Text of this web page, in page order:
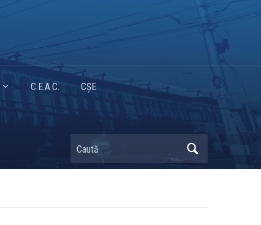
C.E.A.C. CȘE
Caută